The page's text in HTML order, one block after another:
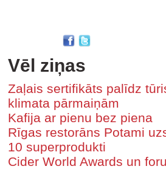
Vēl ziņas
Zaļais sertifikāts palīdz
klimata pārmaiņām
Kafija ar pienu bez piena
Rīgas restorāns Potami
10 superprodukti
Cider World Awards un